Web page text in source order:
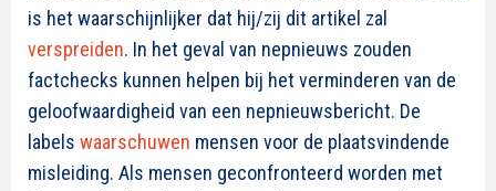
is het waarschijnlijker dat hij/zij dit artikel zal
verspreiden. In het geval van nepnieuws zouden
factchecks kunnen helpen bij het verminderen van de
geloofwaardigheid van een nepnieuwsbericht. De
labels waarschuwen mensen voor de plaatsvindende
misleiding. Als mensen geconfronteerd worden met